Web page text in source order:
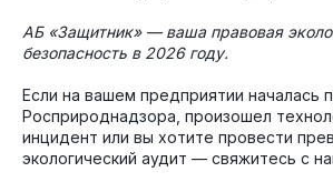
АБ «Защитник» — ваша правовая
безопасность в 2026 году.
Если на вашем предприятии началась
Росприроднадзора, произошел
инцидент или вы хотите провести
экологический аудит — свяжитесь с